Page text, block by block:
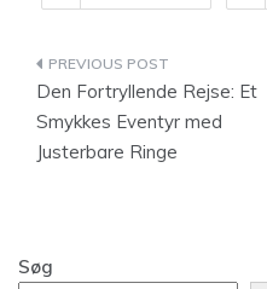
Den Fortryllende Rejse: Et
Smykkes Eventyr med
Justerbare Ringe
Søg